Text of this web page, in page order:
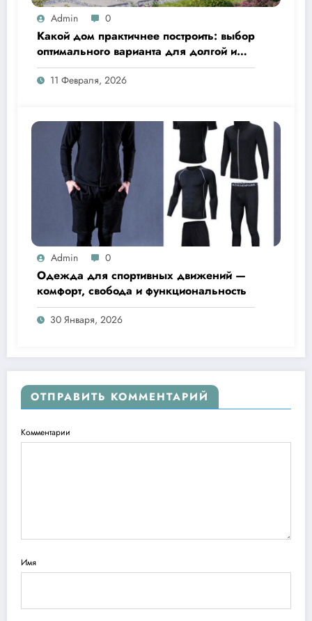
Admin 0
Какой дом практичнее построить: выбор
оптимального варианта для долгой и
комфортной жизни
11 Февраля, 2026
Admin 0
Одежда для спортивных движений —
комфорт, свобода и функциональность
30 Января, 2026
ОТПРАВИТЬ КОММЕНТАРИЙ
Комментарии
Имя